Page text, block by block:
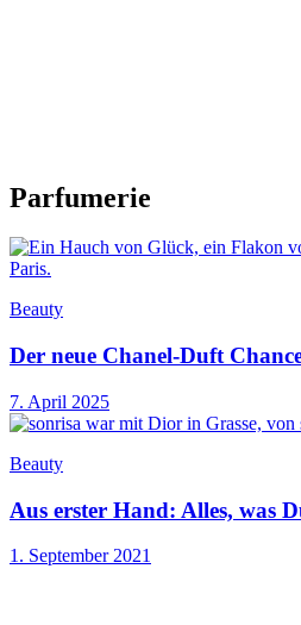
Parfumerie
Beauty
Der neue Chanel-Duft
7. April 2025
Beauty
Aus erster Hand: Alles, was
1. September 2021